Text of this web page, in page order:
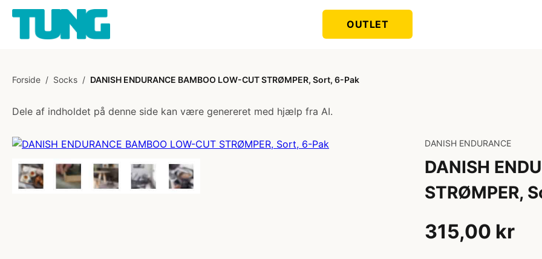
OUTLET
Forside / Socks / DANISH ENDURANCE BAMBOO LOW-CUT STRØMPER, Sort, 6-Pak
Dele af indholdet på denne side kan være genereret med hjælp fra AI.
DANISH ENDURANCE
DANISH
STRØMPER,
315,00 kr